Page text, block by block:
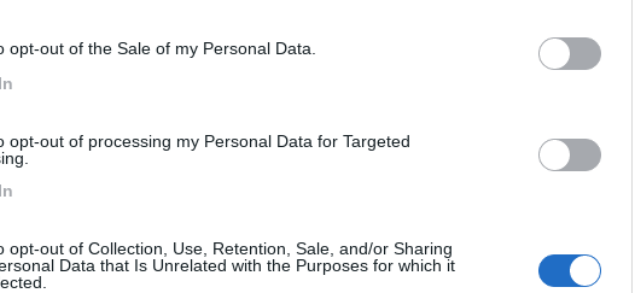
opt-out of the Sale of my Personal Data.
opt-out of processing my Personal Data for Targeted
opt-out of Collection, Use, Retention, Sale, and/or Sharing
Data that Is Unrelated with the Purposes for which it
Posizione
l'azienda agricola produttrice di vini, punto sost...
(PR) - 18.1km
8,7